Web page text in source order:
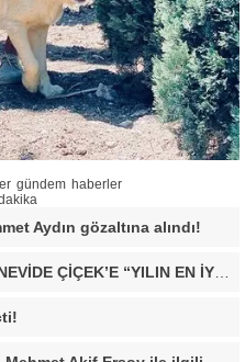
gündem haberler
Aydın gözaltına alındı!
KANAL 7’NİN ZERHUN YILDIZI NEVİDE ÇİÇEK’E “YILIN EN İYİ ÇIKIŞ YAPAN KADIN OYUNCUSU” ÖDÜLÜ!